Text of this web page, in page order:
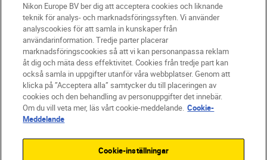
SV Nikon Sites
Kontakta oss
Policydokument om personuppgiftsbehandling
Användningsvillkor
Användarvillkor för Nikon Store
Cookie-meddelande
Tillgänglighet
Cookieinställningar
Nikon Europe BV ber dig att acceptera cookies och liknande
teknik för analys- och marknadsföringssyften. Vi använder
analyscookies för att samla in kunskaper från
användarinformation. Tredje parter placerar
marknadsföringscookies så att vi kan personanpassa reklam
åt dig och mäta dess effektivitet. Cookies från tredje part kan
också samla in uppgifter utanför våra webbplatser. Genom att
klicka på ”Acceptera alla” samtycker du till placeringen av
cookies och den behandling av personuppgifter det innebär.
Om du vill veta mer, läs vårt cookie-meddelande. Cookie-
Meddelande
Cookie-inställningar